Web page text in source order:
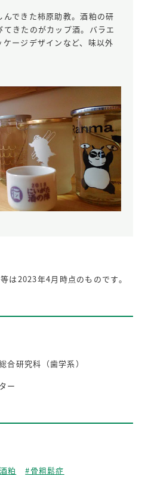
できた柿原助教。酒粕の研
きたのがカップ酒。バラエ
ージデザインなど、味以外
は2023年4月時点のものです。
合研究科（歯学系）
ー
粕 #骨粗鬆症